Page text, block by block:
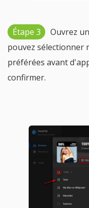
Étape 3
Ouvrez
pouvez sélectionner
préférées avant
confirmer.